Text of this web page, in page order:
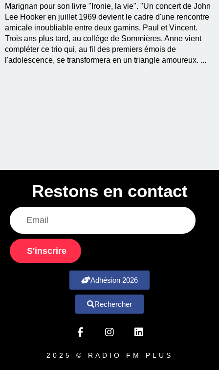
Marignan pour son livre "Ironie, la vie". "Un concert de John
Lee Hooker en juillet 1969 devient le cadre d'une rencontre
amicale inoubliable entre deux gamins, Paul et Vincent.
Trois ans plus tard, au collège de Sommières, Anne vient
compléter ce trio qui, au fil des premiers émois de
l'adolescence, se transformera en un triangle amoureux. ...
Restons en contact
S'inscrire
Adhésion 2026
Rechercher
2025 © RADIO FM PLUS